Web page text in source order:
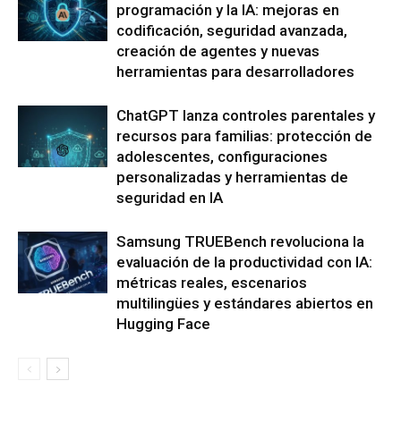
programación y la IA: mejoras en
codificación, seguridad avanzada,
creación de agentes y nuevas
herramientas para desarrolladores
ChatGPT lanza controles parentales y
recursos para familias: protección de
adolescentes, configuraciones
personalizadas y herramientas de
seguridad en IA
Samsung TRUEBench revoluciona la
evaluación de la productividad con IA:
métricas reales, escenarios
multilingües y estándares abiertos en
Hugging Face